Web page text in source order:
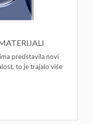
predstavila novi
to je trajalo više